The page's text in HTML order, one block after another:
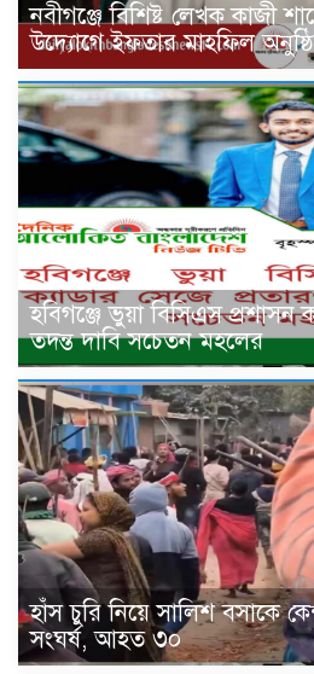
নবীগঞ্জে বিশিষ্ট লেখক কাজী
উদ্যোগে ইফতার মাহফিল
হবিগঞ্জে ভুয়া বিসিএস প্রশাসন
তদন্ত দাবি সচেতন মহলের
হাঁস চুরি নিয়ে সালিশ বসাকে
সংঘর্ষ, আহত ৩০